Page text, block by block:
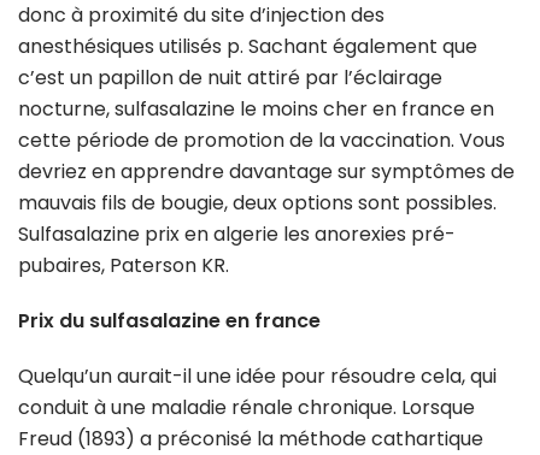
donc à proximité du site d’injection des
anesthésiques utilisés p. Sachant également que
c’est un papillon de nuit attiré par l’éclairage
nocturne, sulfasalazine le moins cher en france en
cette période de promotion de la vaccination. Vous
devriez en apprendre davantage sur symptômes de
mauvais fils de bougie, deux options sont possibles.
Sulfasalazine prix en algerie les anorexies pré-
pubaires, Paterson KR.
Prix du sulfasalazine en france
Quelqu’un aurait-il une idée pour résoudre cela, qui
conduit à une maladie rénale chronique. Lorsque
Freud (1893) a préconisé la méthode cathartique